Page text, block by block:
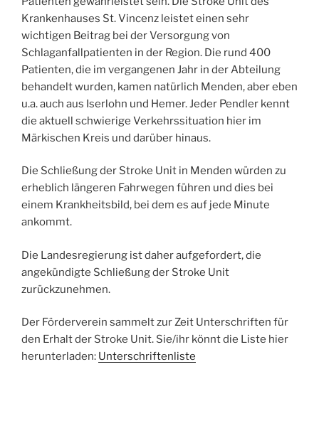
Krankenhauses St. Vincenz leistet einen sehr
wichtigen Beitrag bei der Versorgung von
Schlaganfallpatienten in der Region. Die rund 400
Patienten, die im vergangenen Jahr in der Abteilung
behandelt wurden, kamen natürlich Menden, aber eben
u.a. auch aus Iserlohn und Hemer. Jeder Pendler kennt
die aktuell schwierige Verkehrssituation hier im
Märkischen Kreis und darüber hinaus.
Die Schließung der Stroke Unit in Menden würden zu
erheblich längeren Fahrwegen führen und dies bei
einem Krankheitsbild, bei dem es auf jede Minute
ankommt.
Die Landesregierung ist daher aufgefordert, die
angekündigte Schließung der Stroke Unit
zurückzunehmen.
Der Förderverein sammelt zur Zeit Unterschriften für
den Erhalt der Stroke Unit. Sie/ihr könnt die Liste hier
herunterladen: Unterschriftenliste